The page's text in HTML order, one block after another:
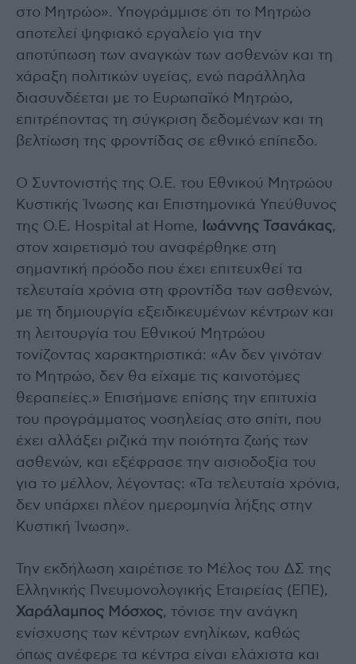
στο Μητρώο». Υπογράμμισε ότι το Μητρώο
αποτελεί ψηφιακό εργαλείο για την
αποτύπωση των αναγκών των ασθενών και τη
χάραξη πολιτικών υγείας, ενώ παράλληλα
διασυνδέεται με το Ευρωπαϊκό Μητρώο,
επιτρέποντας τη σύγκριση δεδομένων και τη
βελτίωση της φροντίδας σε εθνικό επίπεδο.
Ο Συντονιστής της Ο.Ε. του Εθνικού Μητρώου
Κυστικής Ίνωσης και Επιστημονικά Υπεύθυνος
της Ο.Ε. Hospital at Home,
Ιωάννης Τσανάκας,
στον χαιρετισμό του αναφέρθηκε στη
σημαντική πρόοδο που έχει επιτευχθεί τα
τελευταία χρόνια στη φροντίδα των ασθενών,
με τη δημιουργία εξειδικευμένων κέντρων και
τη λειτουργία του Εθνικού Μητρώου
τονίζοντας χαρακτηριστικά: «Αν δεν γινόταν
το Μητρώο, δεν θα είχαμε τις καινοτόμες
θεραπείες.» Επισήμανε επίσης την επιτυχία
του προγράμματος νοσηλείας στο σπίτι, που
έχει αλλάξει ριζικά την ποιότητα ζωής των
ασθενών, και εξέφρασε την αισιοδοξία του
για το μέλλον, λέγοντας: «Τα τελευταία χρόνια,
δεν υπάρχει πλέον ημερομηνία λήξης στην
Κυστική Ίνωση».
Την εκδήλωση χαιρέτισε το Μέλος του ΔΣ της
Ελληνικής Πνευμονολογικής Εταιρείας (ΕΠΕ),
Χαράλαμπος Μόσχος, τόνισε την ανάγκη
ενίσχυσης των κέντρων ενηλίκων, καθώς
όπως ανέφερε τα κέντρα είναι ελάχιστα και